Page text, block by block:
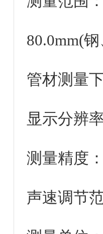
80.0mm(
管材测
显示分
测量精
声速调